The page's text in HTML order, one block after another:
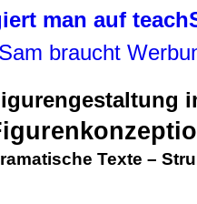
man auf
braucht
Texte –